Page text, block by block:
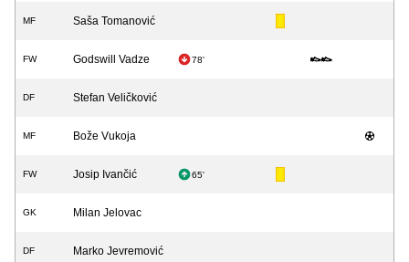
MF Saša Tomanović
FW Godswill Vadze 78'
DF Stefan Veličković
MF Bože Vukoja
FW Josip Ivančić 65'
GK Milan Jelovac
DF Marko Jevremović